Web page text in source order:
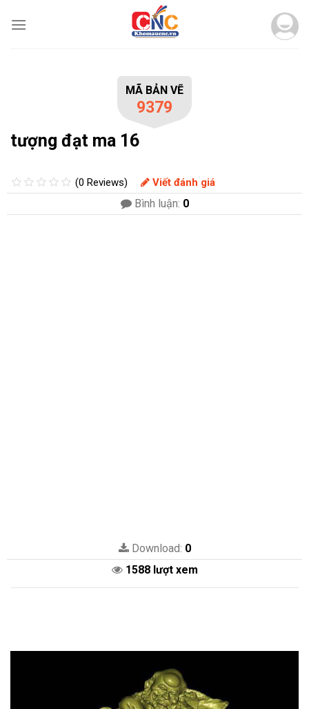
MÃ BẢN VẼ
9379
tượng đạt ma 16
(0 Reviews) Viết đánh giá
Bình luận: 0
Download: 0
1588 lượt xem